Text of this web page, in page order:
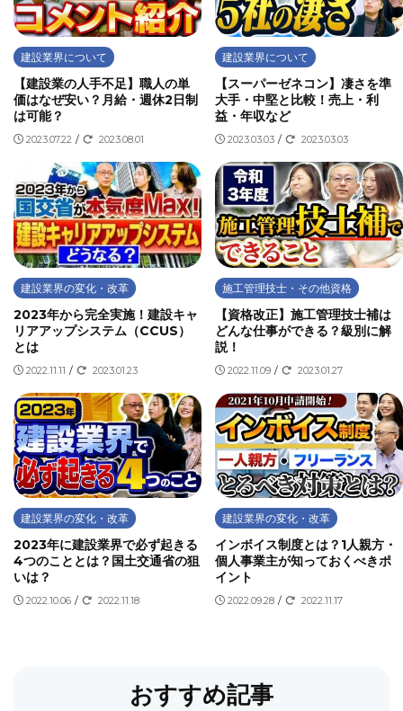
建設業界について
【建設業の人手不足】職人の単
価はなぜ安い？月給・週休2日制
は可能？
2023.07.22 / 2023.08.01
建設業界について
【スーパーゼネコン】凄さを準
大手・中堅と比較！売上・利
益・年収など
2023.03.03 / 2023.03.03
建設業界の変化・改革
2023年から完全実施！建設キャ
リアアップシステム（CCUS）
とは
2022.11.11 / 2023.01.23
施工管理技士・その他資格
【資格改正】施工管理技士補は
どんな仕事ができる？級別に解
説！
2022.11.09 / 2023.01.27
建設業界の変化・改革
2023年に建設業界で必ず起きる
4つのこととは？国土交通省の狙
いは？
2022.10.06 / 2022.11.18
建設業界の変化・改革
インボイス制度とは？1人親方・
個人事業主が知っておくべきポ
イント
2022.09.28 / 2022.11.17
おすすめ記事